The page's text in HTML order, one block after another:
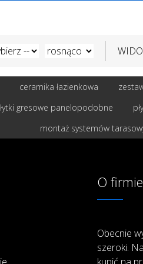
ceramika łazienkowa
gresowe panelopodobne
montaż systemów
O firmie
Obecnie
szeroki.
kupić na